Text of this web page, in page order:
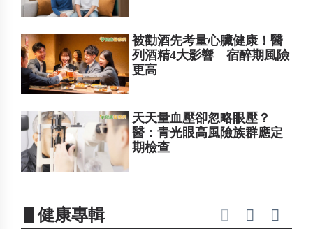
被勸酒先考量心臟健康！醫
列酒精4大影響 宿醉期風險
更高
天天量血壓卻忽略眼壓？
醫：青光眼高風險族群應定
期檢查
▋健康專輯